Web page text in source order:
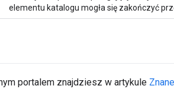
elementu katalogu mogła się zakończyć
portalem znajdziesz w artykule